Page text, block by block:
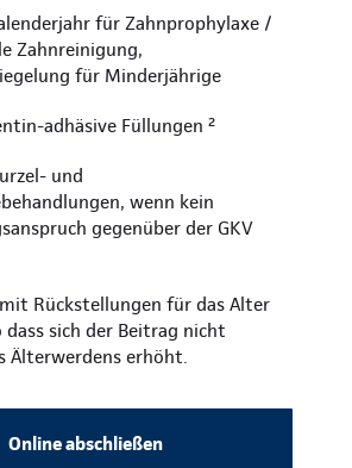
für Zahnprophylaxe /
Zahnreinigung,
für Minderjährige
adhäsive Füllungen ²
und
wenn kein
gegenüber der GKV
Rückstellungen für das Alter
sich der Beitrag nicht
Älterwerdens erhöht.
Online abschließen